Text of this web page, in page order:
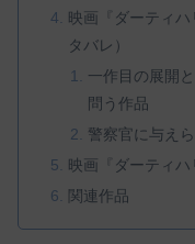
映画『ダーティ
タバレ）
一作目の展開
問う作品
警察官に与え
映画『ダーティ
関連作品